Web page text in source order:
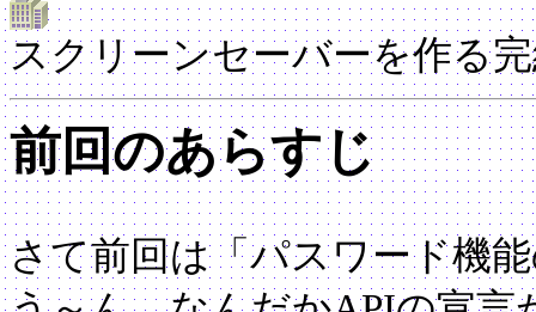
スクリーンセーバーを作る
前回のあらすじ
さて前回は「パスワード機